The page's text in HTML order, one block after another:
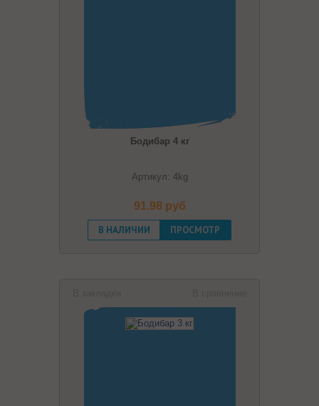
Бодибар 4 кг
Артикул: 4kg
91.98 pуб
В НАЛИЧИИ
ПРОСМОТР